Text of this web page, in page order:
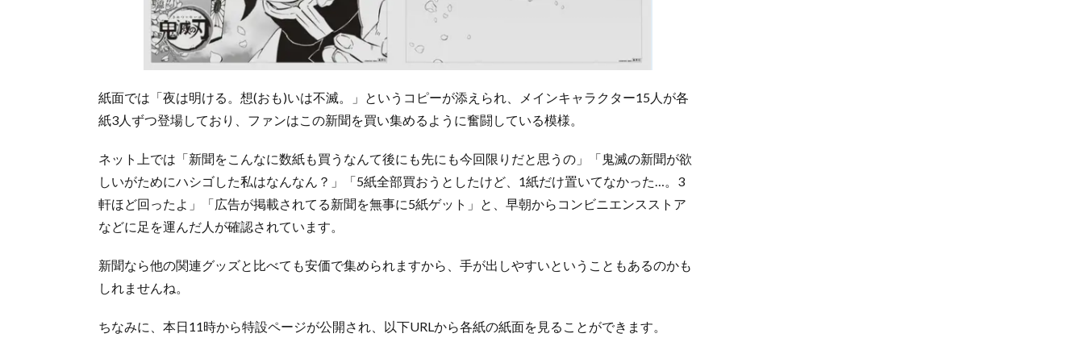
紙面では「夜は明ける。想(おも)いは不滅。」というコピーが添えられ、メインキャラクター15人が各
紙3人ずつ登場しており、ファンはこの新聞を買い集めるように奮闘している模様。
ネット上では「新聞をこんなに数紙も買うなんて後にも先にも今回限りだと思うの」「鬼滅の新聞が欲
しいがためにハシゴした私はなんなん？」「5紙全部買おうとしたけど、1紙だけ置いてなかった…。3
軒ほど回ったよ」「広告が掲載されてる新聞を無事に5紙ゲット」と、早朝からコンビニエンスストア
などに足を運んだ人が確認されています。
新聞なら他の関連グッズと比べても安価で集められますから、手が出しやすいということもあるのかも
しれませんね。
ちなみに、本日11時から特設ページが公開され、以下URLから各紙の紙面を見ることができます。